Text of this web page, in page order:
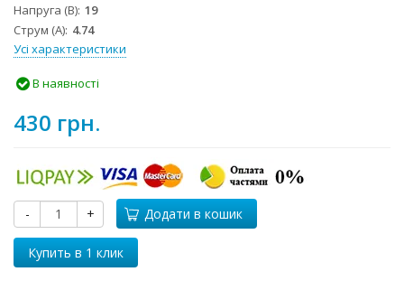
Напруга (В) 19
Струм (А) 4.74
Усі характеристики
В наявності
430 грн.
- + Додати в кошик